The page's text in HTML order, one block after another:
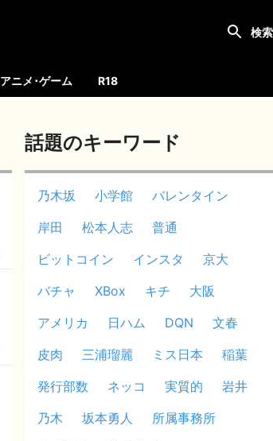
アニメ･ゲーム R18
話題のキーワード
乃木坂 小学館
バレンタイン
岸田
松本人志
普通
ビットコイン
インスタ
京大
バチャ
XBox キチ
大阪
アメリカ
日ハム DQN
文春
皮肉
三浦瑠麗 ミス日本
稲葉
発行部数
ネッコ 実質的
岩井
乃木
坂本勇人
所属事務所